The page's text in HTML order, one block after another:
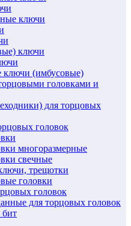
ключи
ключи
(имбусовые)
головками и
для торцовых
головок
многоразмерные
свечные
трещотки
головки
головок
для торцовых головок
бит